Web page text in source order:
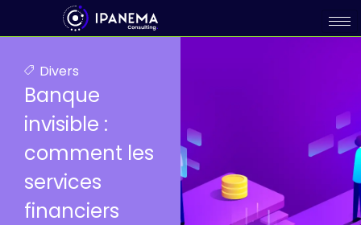
Divers
Banque
invisible :
comment les
services
financiers